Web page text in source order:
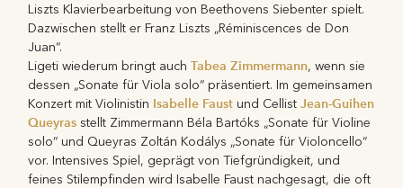
Liszts Klavierbearbeitung von Beethovens Siebenter spielt.
Dazwischen stellt er Franz Liszts „Réminiscences de Don
Juan“.
Ligeti wiederum bringt auchTabea Zimmermann, wenn sie
dessen „Sonate für Viola solo“ präsentiert. Im gemeinsamen
Konzert mit Violinistin Isabelle Faust und CellistJean-Guihen
Queyras stellt Zimmermann Béla Bartóks „Sonate für Violine
solo“ und Queyras Zoltán Kodálys „Sonate für Violoncello“
vor. Intensives Spiel, geprägt von Tiefgründigkeit, und
feines Stilempfinden wird Isabelle Faust nachgesagt, die oft